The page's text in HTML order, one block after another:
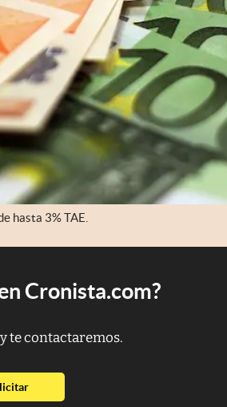
hasta 3% TAE.
Cronista.com?
te contactaremos.
abre en nueva pestaña